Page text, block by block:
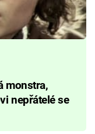
monstra,
nepřátelé se